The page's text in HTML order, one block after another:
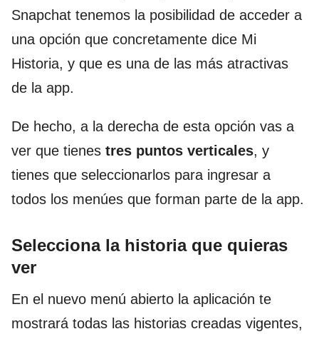
Snapchat tenemos la posibilidad de acceder a
una opción que concretamente dice Mi
Historia, y que es una de las más atractivas
de la app.
De hecho, a la derecha de esta opción vas a
ver que tienes tres puntos verticales, y
tienes que seleccionarlos para ingresar a
todos los menúes que forman parte de la app.
Selecciona la historia que quieras
ver
En el nuevo menú abierto la aplicación te
mostrará todas las historias creadas vigentes,